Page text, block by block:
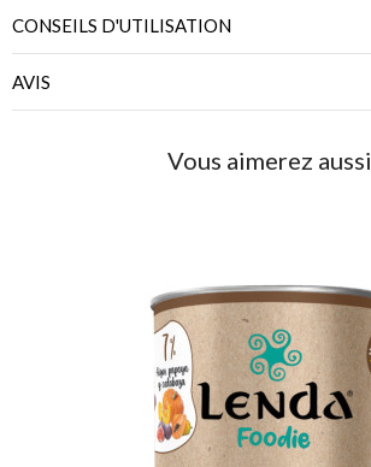
CONSEILS D'UTILISATION
AVIS
Vous aimerez aussi